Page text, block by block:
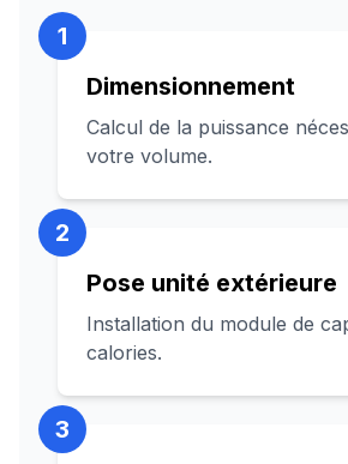
1
Dimensionnement
Calcul de la puissance
votre volume.
2
Pose unité extérieure
Installation du module de
calories.
3